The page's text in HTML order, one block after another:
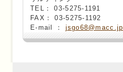
TEL： 03-5275-1191
FAX： 03-5275-1192
E-mail ： jsgo68@macc.jp